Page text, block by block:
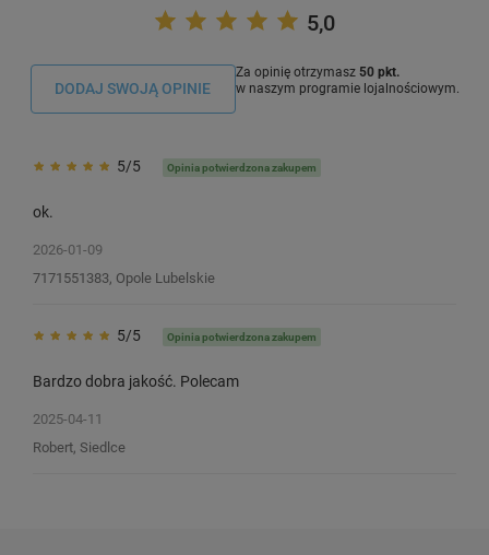
5,0
DODAJ SWOJĄ OPINIE
Za opinię otrzymasz 50 pkt.
w naszym programie lojalnościowym.
5/5 Opinia potwierdzona zakupem
ok.
2026-01-09
7171551383, Opole Lubelskie
5/5 Opinia potwierdzona zakupem
Bardzo dobra jakość. Polecam
2025-04-11
Robert, Siedlce